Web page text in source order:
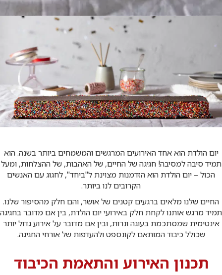
יום הולדת הוא אחד האירועים המרגשים והמשמחים ביותר בשנה. הוא
תמיד סיבה למסיבה! חגיגה של החיים, של האהבות, של ההצלחות, ומעל
הכול – יום הולדת הוא הזדמנות מצוינת ל"ביחד", לחגוג עם האנשים
הקרובים לנו ביותר.
החיים שלנו מלאים ברגעים קטנים של אושר, והם חלק מהסיפור שלנו.
תמיד מרגש אותנו לקחת חלק באירועי יום הולדת, בין אם מדובר בחגיגה
אינטימית שמסתכמת בעוגה ונרות, ובין אם מדובר על אירוע גדול יותר
שכולל כיבוד המותאם לקונספט ולהעדפות של אורחי החגיגה.
תכנון האירוע והתאמת הכיבוד